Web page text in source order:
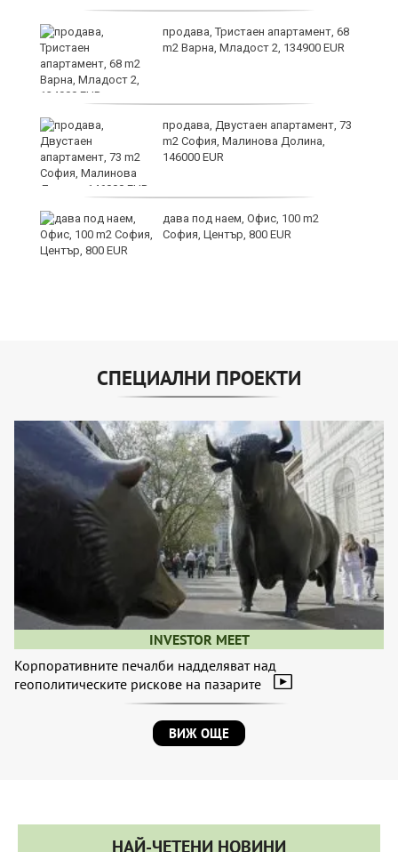
продава, Тристаен апартамент, 68
m2 Варна, Младост 2, 134900 EUR
продава, Двустаен апартамент, 73
m2 София, Малинова Долина,
146000 EUR
дава под наем, Офис, 100 m2
София, Център, 800 EUR
СПЕЦИАЛНИ ПРОЕКТИ
INVESTOR MEET
Корпоративните печалби надделяват над
геополитическите рискове на пазарите
ВИЖ ОЩЕ
НАЙ-ЧЕТЕНИ НОВИНИ